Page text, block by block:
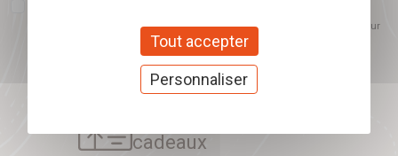
proposés. Ce choix est modifiable à tout moment et reste sans incidence sur
cadeaux
Tout accepter
Personnaliser